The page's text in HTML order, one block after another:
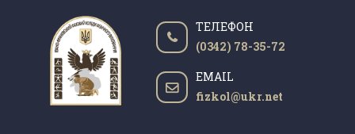
ТЕЛЕФОН
(0342) 78-35-72
EMAIL
fizkol@ukr.net